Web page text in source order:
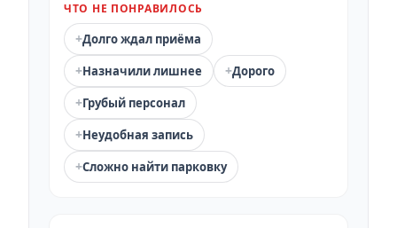
ЧТО НЕ ПОНРАВИЛОСЬ
+Долго ждал приёма
+Назначили лишнее +Дорого
+Грубый персонал
+Неудобная запись
+Сложно найти парковку